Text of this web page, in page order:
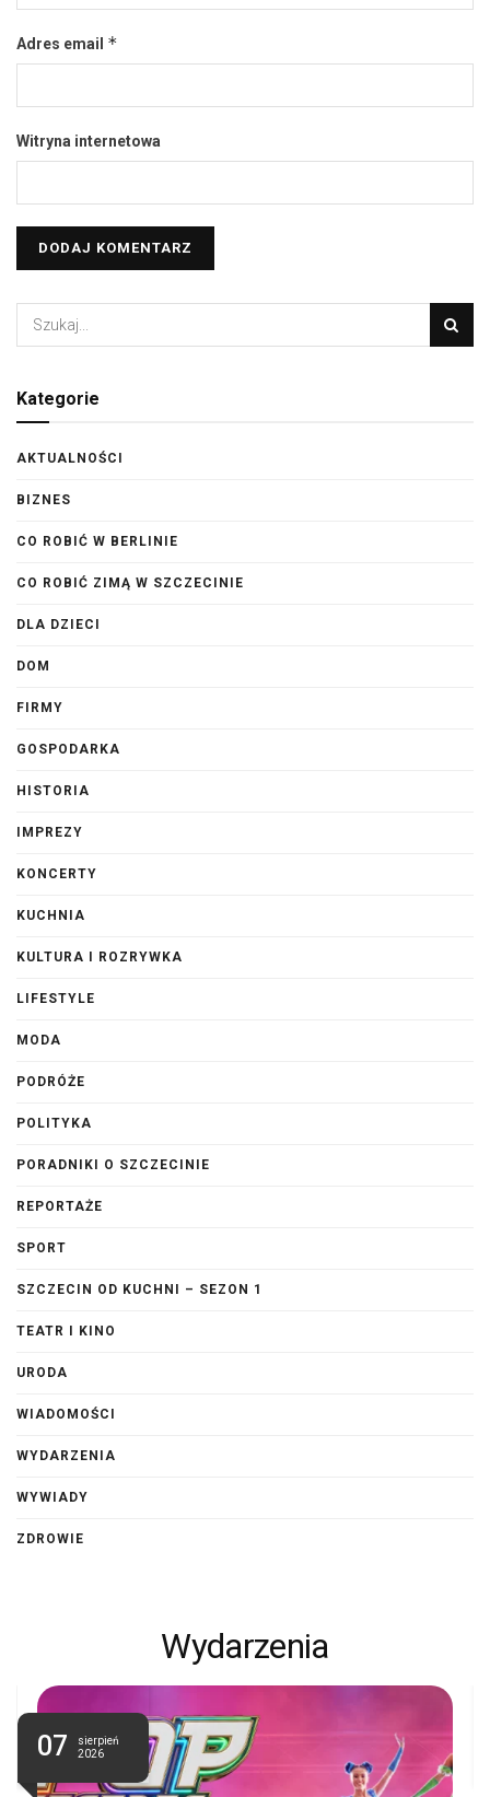
Adres email *
Witryna internetowa
Kategorie
AKTUALNOŚCI
BIZNES
CO ROBIĆ W BERLINIE
CO ROBIĆ ZIMĄ W SZCZECINIE
DLA DZIECI
DOM
FIRMY
GOSPODARKA
HISTORIA
IMPREZY
KONCERTY
KUCHNIA
KULTURA I ROZRYWKA
LIFESTYLE
MODA
PODRÓŻE
POLITYKA
PORADNIKI O SZCZECINIE
REPORTAŻE
SPORT
SZCZECIN OD KUCHNI – SEZON 1
TEATR I KINO
URODA
WIADOMOŚCI
WYDARZENIA
WYWIADY
ZDROWIE
Wydarzenia
07
sierpień
2026